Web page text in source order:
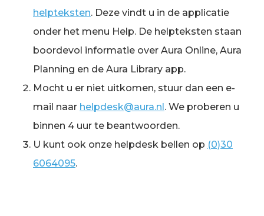
helpteksten. Deze vindt u in de applicatie
onder het menu Help. De helpteksten staan
boordevol informatie over Aura Online, Aura
Planning en de Aura Library app.
Mocht u er niet uitkomen, stuur dan een e-
mail naar helpdesk@aura.nl. We proberen u
binnen 4 uur te beantwoorden.
U kunt ook onze helpdesk bellen op (0)30
6064095.